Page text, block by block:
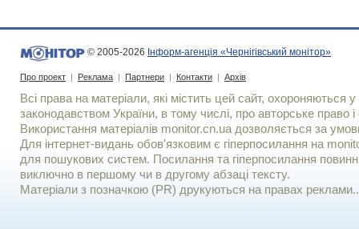
© 2005-2026 Інформ-агенція «Чернігівський монітор»
Про проект | Реклама | Партнери | Контакти | Архів
Всі права на матеріали, які містить цей сайт, охороняються у
законодавством України, в тому числі, про авторське право і
Використання матерiалiв monitor.cn.ua дозволяється за
Для iнтернет-видань обов'язковим є гiперпосилання на
для пошукових систем. Посилання та гіперпосилання
виключно в першому чи в другому абзаці тексту.
Матеріали з позначкою (PR) друкуються на правах реклами..